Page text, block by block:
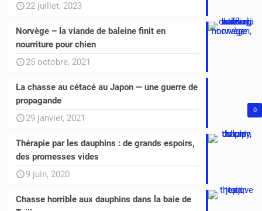
22 juillet, 2023
Norvège – la viande de baleine finit en
nourriture pour chien
25 octobre, 2021
0
La chasse au cétacé au Japon — une guerre de
propagande
29 janvier, 2021
Thérapie par les dauphins : de grands espoirs,
des promesses vides
9 juin, 2020
Chasse horrible aux dauphins dans la baie de